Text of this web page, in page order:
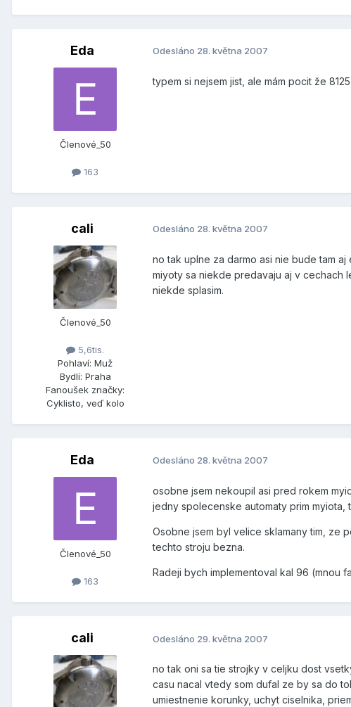
Eda
Členové_50
163
Odesláno 28. května 2007
typem si nejsem jist, ale mám pocit že
cali
Členové_50
5,6tis.
Pohlaví: Muž
Bydlí: Praha
Fanoušek značky:
Cyklisto, veď kolo
Odesláno 28. května 2007
no tak uplne za darmo asi nie bude tam
miyoty sa niekde predavaju aj v cechach
niekde splasim.
Eda
Členové_50
163
Odesláno 28. května 2007
osobne jsem nekoupil asi pred rokem
jedny spolecenske automaty prim
Osobne jsem byl velice sklamany tim, ze
techto stroju bezna.
Radeji bych implementoval kal 96 (mnou
cali Odesláno 29. května 2007
no tak oni sa tie strojky v celjku dost
casu nacal vtedy som dufal ze by sa do
umiestnenie korunky, uchyt ciselnika,